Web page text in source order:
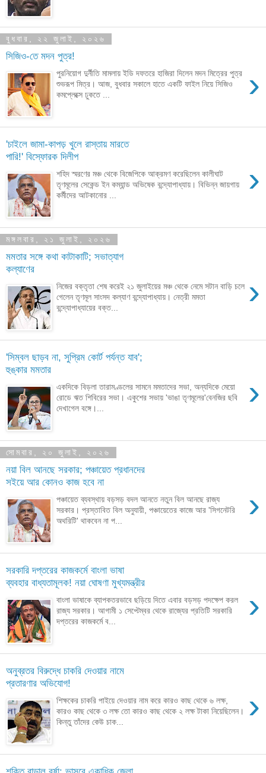
বুধবার, ২২ জুলাই, ২০২৬
সিজিও-তে মদন পুত্র!
›
পুরনিয়োগ দুর্নীতি মামলায় ইডি দফতরে হাজিরা দিলেন মদন মিত্রের পুত্র
শুভরূপ মিত্র। আজ, বুধবার সকালে হাতে একটি ফাইল নিয়ে সিজিও
কমপ্লেক্সে ঢুকতে ...
'চাইলে জামা-কাপড় খুলে রাস্তায় মারতে
পারি!' বিস্ফোরক দিলীপ
›
শহিদ স্মরণের মঞ্চ থেকে বিজেপিকে আক্রমণ করেছিলেন কালীঘাট
তৃণমূলের সেকেন্ড ইন কম্যান্ড অভিষেক বন্দ্যোপাধ্যায়। বিভিন্ন জায়গায়
কর্মীদের আটকানোর ...
মঙ্গলবার, ২১ জুলাই, ২০২৬
মমতার সঙ্গে কথা কাটাকাটি; সভাত্যাগ
কল্যাণের
›
নিজের বক্তৃতা শেষ করেই ২১ জুলাইয়ের মঞ্চ থেকে নেমে সটান বাড়ি চলে
গেলেন তৃণমূল সাংসদ কল্যাণ বন্দ্যোপাধ্যায়। নেত্রী মমতা
বন্দ্যোপাধ্যায়ের বক্ত...
'সিম্বল ছাড়ব না, সুপ্রিম কোর্ট পর্যন্ত যাব';
হুঙ্কার মমতার
›
একদিকে বিড়লা তারামণ্ডলের সামনে মমতাদের সভা, অন্যদিকে মেয়ো
রোডে ঋত শিবিরের সভা। একুশের সভায় 'ভাঙা তৃণমূলের'বেনজির ছবি
দেখাগেল বঙ্গে।...
সোমবার, ২০ জুলাই, ২০২৬
নয়া বিল আনছে সরকার; পঞ্চায়েত প্রধানদের
সইয়ে আর কোনও কাজ হবে না
›
পঞ্চায়েত ব্যবস্থায় বড়সড় বদল আনতে নতুন বিল আনছে রাজ্য
সরকার। প্রস্তাবিত বিল অনুযায়ী, পঞ্চায়েতের কাজে আর 'সিগনেটরি
অথরিটি' থাকবেন না প...
সরকারি দপ্তরের কাজকর্মে বাংলা ভাষা
ব্যবহার বাধ্যতামূলক! নয়া ঘোষণা মুখ্যমন্ত্রীর
›
বাংলা ভাষাকে ব্যাপকতরভাবে ছড়িয়ে দিতে এবার বড়সড় পদক্ষেপ করল
রাজ্য সরকার। আগামী ১ সেপ্টেম্বর থেকে রাজ্যের প্রতিটি সরকারি
দপ্তরের কাজকর্মে ব...
অনুব্রতর বিরুদ্ধে চাকরি দেওয়ার নামে
প্রতারণার অভিযোগ!
›
শিক্ষকের চাকরি পাইয়ে দেওয়ার নাম করে কারও কাছ থেকে ৬ লক্ষ,
কারও কাছ থেকে ৩ লক্ষ তো কারও কাছ থেকে ২ লক্ষ টাকা নিয়েছিলেন।
কিন্তু তাঁদের কেউ চাক...